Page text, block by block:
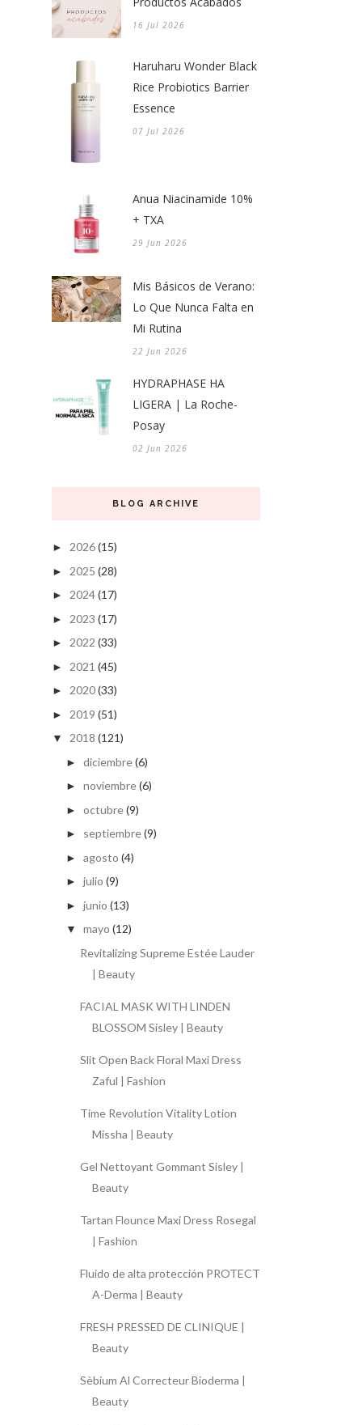
16 Jul 2026
Haruharu Wonder Black
Rice Probiotics Barrier
Essence
07 Jul 2026
Anua Niacinamide 10%
+ TXA
29 Jun 2026
Mis Básicos de Verano:
Lo Que Nunca Falta en
Mi Rutina
22 Jun 2026
HYDRAPHASE HA
LIGERA | La Roche-
Posay
02 Jun 2026
BLOG ARCHIVE
► 2026(15)
► 2025 (28)
► 2024(17)
► 2023 (17)
► 2022 (33)
► 2021 (45)
► 2020(33)
► 2019 (51)
▼ 2018 (121)
► diciembre(6)
► noviembre(6)
► octubre(9)
► septiembre(9)
► agosto (4)
► julio (9)
► junio (13)
▼ mayo (12)
Revitalizing Supreme Estée Lauder
| Beauty
FACIAL MASK WITH LINDEN
BLOSSOM Sisley | Beauty
Slit Open Back Floral Maxi Dress
Zaful | Fashion
Time Revolution Vitality Lotion
Missha | Beauty
Gel Nettoyant Gommant Sisley |
Beauty
Tartan Flounce Maxi Dress Rosegal
| Fashion
Fluido de alta protección PROTECT
A-Derma | Beauty
FRESH PRESSED DE CLINIQUE |
Beauty
Sèbium Al Correcteur Bioderma |
Beauty